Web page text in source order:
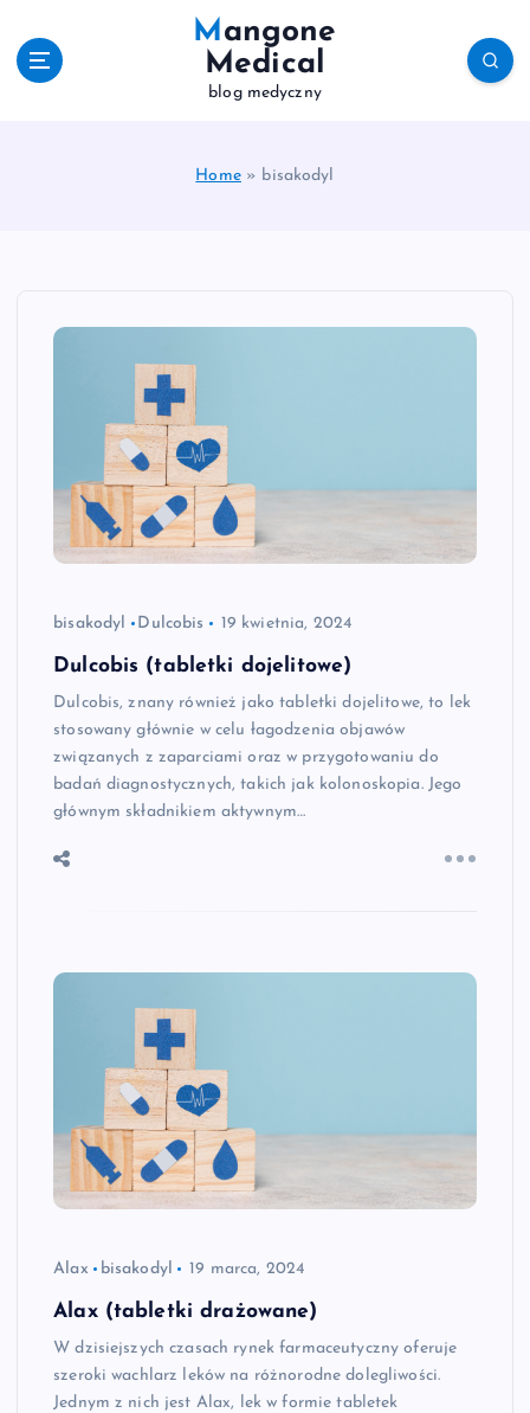
Mangone
Medical
blog medyczny
Home» bisakodyl
bisakodyl Dulcobis 19 kwietnia, 2024
Dulcobis (tabletki dojelitowe)
Dulcobis, znany również jako tabletki dojelitowe, to lek
stosowany głównie w celu łagodzenia objawów
związanych z zaparciami oraz w przygotowaniu do
badań diagnostycznych, takich jak kolonoskopia. Jego
głównym składnikiem aktywnym…
Alax bisakodyl 19 marca, 2024
Alax (tabletki drażowane)
W dzisiejszych czasach rynek farmaceutyczny oferuje
szeroki wachlarz leków na różnorodne dolegliwości.
Jednym z nich jest Alax, lek w formie tabletek